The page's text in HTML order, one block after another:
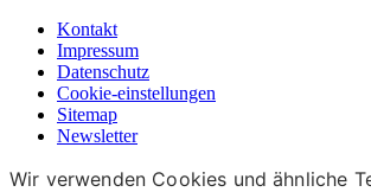
Kontakt
Impressum
Datenschutz
Cookie-einstellungen
Sitemap
Newsletter
Wir verwenden Cookies und ähnliche